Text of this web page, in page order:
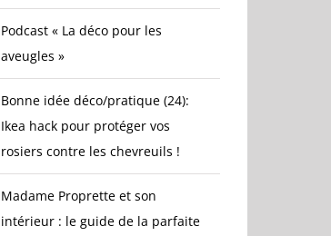
Podcast « La déco pour les
aveugles »
Bonne idée déco/pratique (24):
Ikea hack pour protéger vos
rosiers contre les chevreuils !
Madame Proprette et son
intérieur : le guide de la parfaite